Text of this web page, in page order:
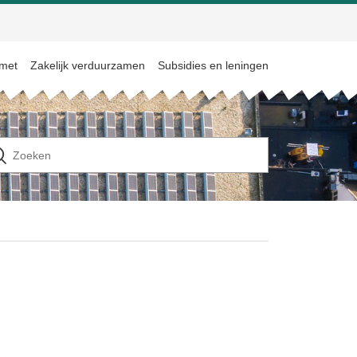
Zakelijk verduurzamen Subsidies en leningen